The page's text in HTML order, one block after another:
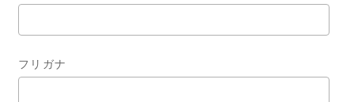
フリガナ